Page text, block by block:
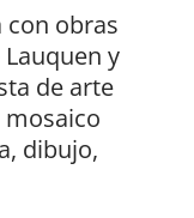
con obras
y
de arte
dibujo,